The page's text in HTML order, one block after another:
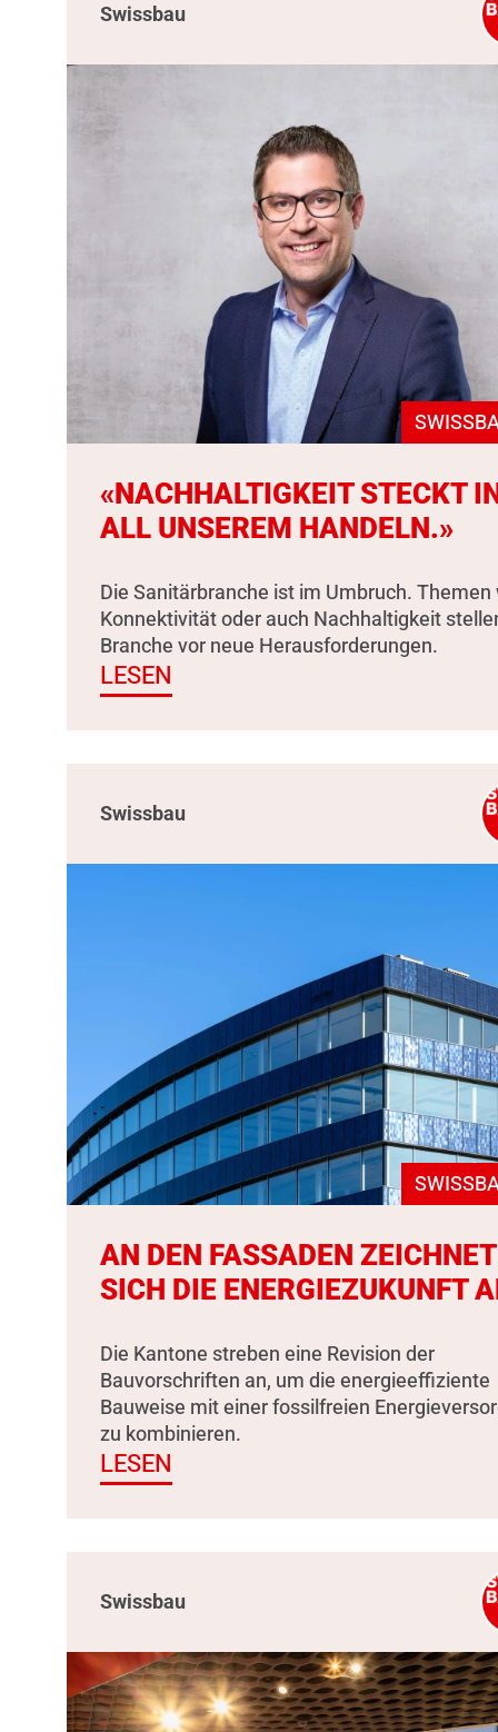
Swissbau
«NACHHALTIGKEIT STECKT
ALL UNSEREM HANDELN.»
Die Sanitärbranche ist im Umbruch. Themen
Konnektivität oder auch Nachhaltigkeit
Branche vor neue Herausforderungen.
LESEN
Swissbau
AN DEN FASSADEN ZEICHNET
SICH DIE ENERGIEZUKUNFT
Die Kantone streben eine Revision der
Bauvorschriften an, um die energieeffiziente
Bauweise mit einer fossilfreien
zu kombinieren.
LESEN
Swissbau